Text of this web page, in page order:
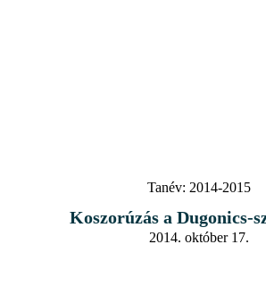
Tanév: 2014-2015
Koszorúzás a Dugonics-
2014. október 17.